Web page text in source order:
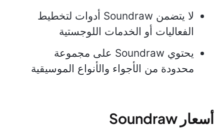
لا يتضمن Soundraw أدوات لتخطيط
الفعاليات أو الخدمات اللوجستية
يحتوي Soundraw على مجموعة
محدودة من الأجواء والأنواع الموسيقية
أسعار Soundraw